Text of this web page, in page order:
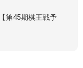
第45期棋王戦予